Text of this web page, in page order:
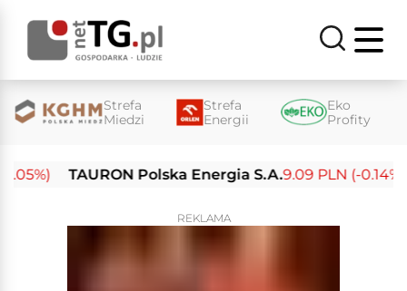
Strefa
Miedzi
Strefa
Energii
Eko
Profity
TAURON Polska Energia S.A.9.09 PLN (-0.14%)
REKLAMA